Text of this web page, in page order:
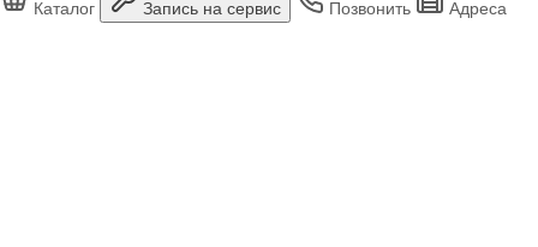
Каталог
Запись на сервис Позвонить Адреса